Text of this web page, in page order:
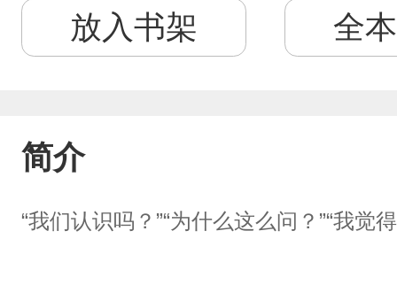
放入书架 全
简介
“我们认识吗？”“为什么这么问？”“我